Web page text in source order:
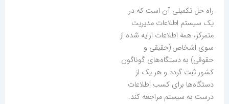
راه حل تکمیلی آن است که در
یک سیستم اطلاعات مدیریت
متمرکز، همة اطلاعات ارایه شده از
سوی اشخاص (حقیقی و
حقوقی) به دستگاه‌های گوناگون
کشور ثبت گردد و هر یک از
دستگاه‌ها برای کسب اطلاعات
درست به سیستم مراجعه کند.